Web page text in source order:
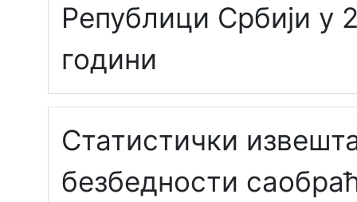
Републици Србији у
години
Статистички
безбедности